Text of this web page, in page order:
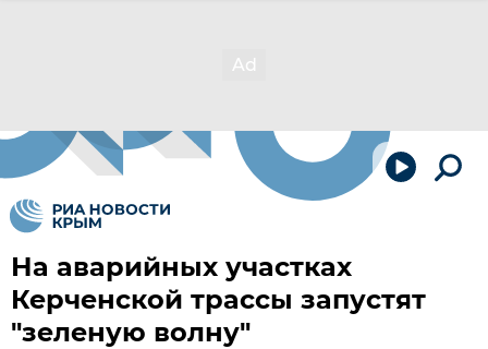
На аварийных участках
Керченской трассы запустят
"зеленую волну"